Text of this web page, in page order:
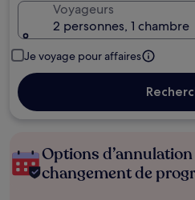
Voyageurs
2 personnes, 1 chambre
Je voyage pour affaires
Options
changement de